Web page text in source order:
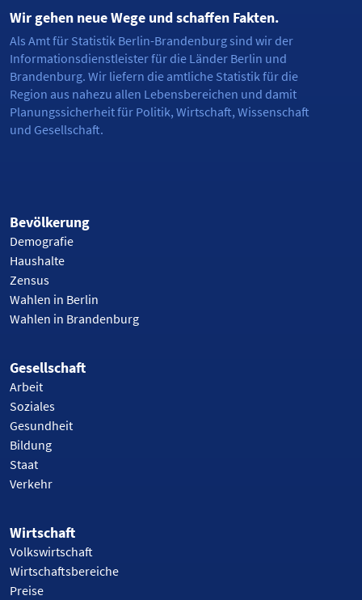
Wir gehen neue Wege und schaffen Fakten.
Als Amt für Statistik Berlin-Brandenburg sind wir der
Informationsdienstleister für die Länder Berlin und
Brandenburg. Wir liefern die amtliche Statistik für die
Region aus nahezu allen Lebensbereichen und damit
Planungssicherheit für Politik, Wirtschaft, Wissenschaft
und Gesellschaft.
Bevölkerung
Demografie
Haushalte
Zensus
Wahlen in Berlin
Wahlen in Brandenburg
Gesellschaft
Arbeit
Soziales
Gesundheit
Bildung
Staat
Verkehr
Wirtschaft
Volkswirtschaft
Wirtschaftsbereiche
Preise